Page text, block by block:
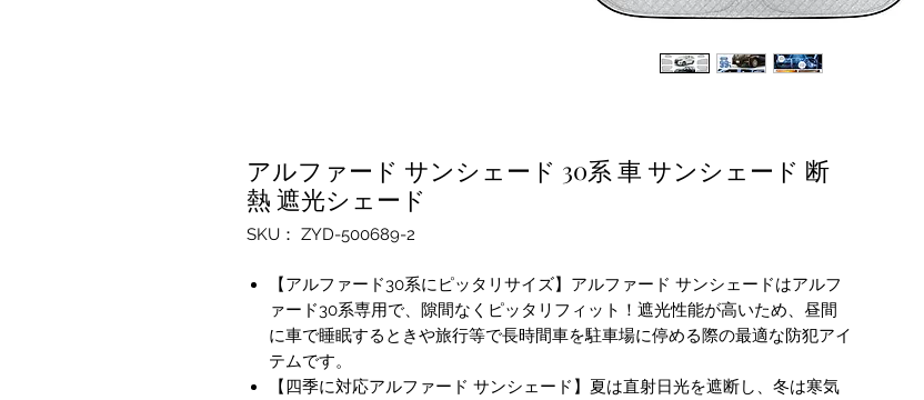
アルファード サンシェード 30系 車 サンシェード 断
熱 遮光シェード
SKU： ZYD-500689-2
【アルファード30系にピッタリサイズ】アルファード サンシェードはアルフ
ァード30系専用で、隙間なくピッタリフィット！遮光性能が高いため、昼間
に車で睡眠するときや旅行等で長時間車を駐車場に停める際の最適な防犯アイ
テムです。
【四季に対応アルファード サンシェード】夏は直射日光を遮断し、冬は寒気